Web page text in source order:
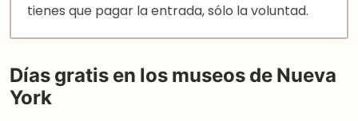
tienes que pagar la entrada, sólo la voluntad.
Días gratis en los museos de Nueva
York